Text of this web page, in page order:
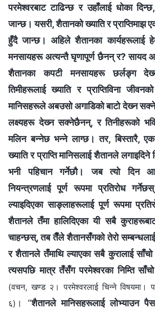
परमेश्‍वरबाट टाढिन्छ र उहाँलाई धोका
जान्छ। यसरी, शैतानको ख्याति र प्राप्तिमाझ
हुँदै जान्छ। अहिले शैतानका कार्यहरूलाई
मनसायहरू अत्यन्तै घृणापूर्ण छैनन् र? सायद
शैतानका कपटी मनसायहरू छर्लङ्ग
तिमीहरूलाई ख्याति र प्राप्तिविना
मानिसहरूले अबउसो अगाडिको बाटो देख्‍न
लक्ष्यहरू देख्‍न सक्नेछैनन्, र तिनीहरूको
मलिन बन्नेछ भन्‍ने लाग्छ। तर, बिस्तारै,
ख्याति र प्राप्ति मानिसलाई शैतानले
भनी पहिचान गर्नेछौ। जब त्यो दिन
नियन्त्रणलाई पूर्ण रूपमा प्रतिरोध
ल्याइदिएका साङ्लाहरूलाई पूर्ण रूपमा
शैतानले तँमा हालिदिएका यी सबै
चाहन्छस्, तब तैँले शैतानसँगको तेरो
र शैतानले तँमाथि ल्याएका सबै कुरालाई
त्यसपछि मात्र तँसँग परमेश्‍वरका निम्ति
(वचन, खण्ड २। परमेश्‍वरलाई चिन्‍ने विषयमा।
६) । “शैतानले मानिसहरूलाई लोभ्याउन